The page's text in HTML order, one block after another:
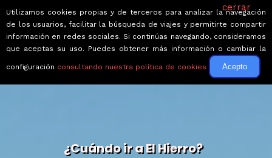
¿Cuándo ir a El Hierro?
cerrar
Utilizamos cookies propias y de terceros para analizar la navegación
de los usuarios, facilitar la búsqueda de viajes y permitirte compartir
información en redes sociales. Si continúas navegando, consideramos
que aceptas su uso. Puedes obtener más información o cambiar la
configuración consultando nuestra política de cookies Acepto